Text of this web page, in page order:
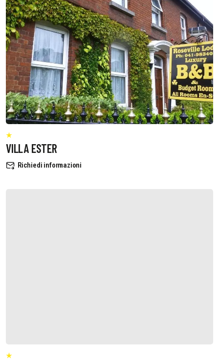
VILLA ESTER
Richiedi informazioni